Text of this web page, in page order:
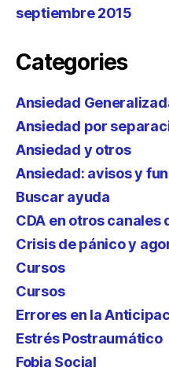
septiembre 2015
Categories
Ansiedad
Ansiedad por
Ansiedad y otros
Ansiedad: avisos y
Buscar ayuda
CDA en otros canales
Crisis de pánico y
Cursos
Cursos
Errores en la
Estrés Postraumático
Fobia Social